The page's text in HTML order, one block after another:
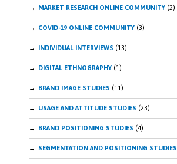
MARKET RESEARCH ONLINE COMMUNITY (2)
COVID-19 ONLINE COMMUNITY (3)
INDIVIDUAL INTERVIEWS (13)
DIGITAL ETHNOGRAPHY (1)
BRAND IMAGE STUDIES (11)
USAGE AND ATTITUDE STUDIES (23)
BRAND POSITIONING STUDIES (4)
SEGMENTATION AND POSITIONING STUDIES